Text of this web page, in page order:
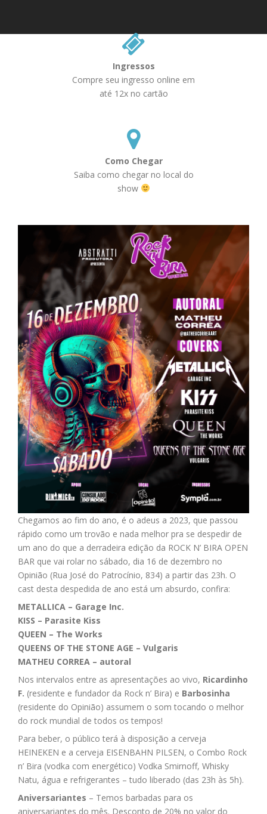
Ingressos
Compre seu ingresso online em
até 12x no cartão
Como Chegar
Saiba como chegar no local do
show
Chegamos ao fim do ano, é o adeus a 2023, que passou
rápido como um trovão e nada melhor pra se despedir de
um ano do que a derradeira edição da ROCK N’ BIRA OPEN
BAR que vai rolar no sábado, dia 16 de dezembro no
Opinião (Rua José do Patrocínio, 834) a partir das 23h. O
cast desta despedida de ano está um absurdo, confira:
METALLICA – Garage Inc.
KISS – Parasite Kiss
QUEEN – The Works
QUEENS OF THE STONE AGE – Vulgaris
MATHEU CORREA – autoral
Nos intervalos entre as apresentações ao vivo, Ricardinho
F. (residente e fundador da Rock n’ Bira) e Barbosinha
(residente do Opinião) assumem o som tocando o melhor
do rock mundial de todos os tempos!
Para beber, o público terá à disposição a cerveja
HEINEKEN e a cerveja EISENBAHN PILSEN, o Combo Rock
n’ Bira (vodka com energético) Vodka Smirnoff, Whisky
Natu, água e refrigerantes – tudo liberado (das 23h às 5h).
Aniversariantes – Temos barbadas para os
aniversariantes do mês. Desconto de 20% no valor do